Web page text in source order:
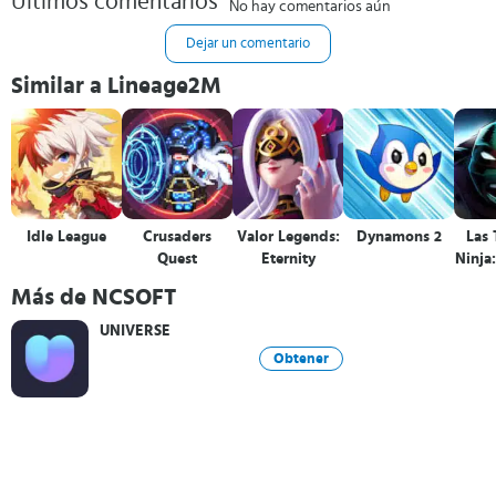
No hay comentarios aún
Dejar un comentario
Similar a Lineage2M
Idle League
Crusaders
Quest
Valor Legends:
Eternity
Dynamons 2
Las
Más de NCSOFT
UNIVERSE
Obtener